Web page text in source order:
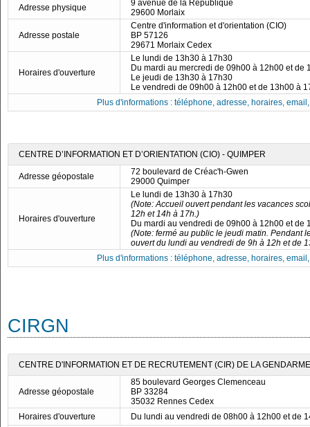
Adresse physique
9 avenue de la République
29600 Morlaix
Adresse postale
Centre d'information et d'orientation (CIO)
BP 57126
29671 Morlaix Cedex
Horaires d'ouverture
Le lundi de 13h30 à 17h30
Du mardi au mercredi de 09h00 à 12h00 et de
Le jeudi de 13h30 à 17h30
Le vendredi de 09h00 à 12h00 et de 13h00 à
Plus d'informations : téléphone, adresse, horaires,
CENTRE D’INFORMATION ET D’ORIENTATION (CIO) - QUIMPER
Adresse géopostale
72 boulevard de Créac'h-Gwen
29000 Quimper
Horaires d'ouverture
Le lundi de 13h30 à 17h30
(Note: Accueil ouvert pendant les vacances
12h et 14h à 17h.)
Du mardi au vendredi de 09h00 à 12h00 et de
(Note: fermé au public le jeudi matin. Pendant
ouvert du lundi au vendredi de 9h à 12h et de
Plus d'informations : téléphone, adresse, horaires,
CIRGN
CENTRE D'INFORMATION ET DE RECRUTEMENT (CIR) DE LA
Adresse géopostale
85 boulevard Georges Clemenceau
BP 33284
35032 Rennes Cedex
Horaires d'ouverture
Du lundi au vendredi de 08h00 à 12h00 et de